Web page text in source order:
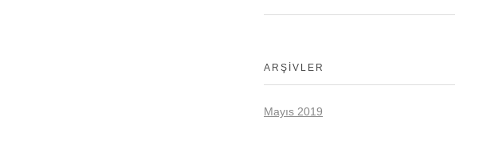
ARŞIVLER
Mayıs 2019